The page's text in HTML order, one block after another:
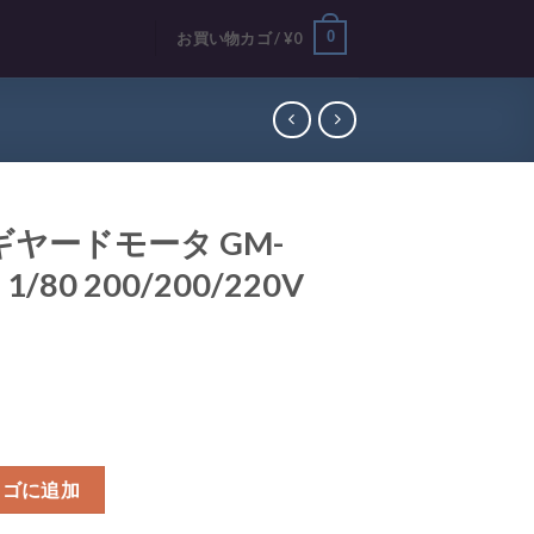
お買い物カゴ /¥0 0
ードモータ GM-
1/80 200/200/220V
DPFB 0.75kW 4P 1/80 200/200/220V 50/60/60H個
に追加